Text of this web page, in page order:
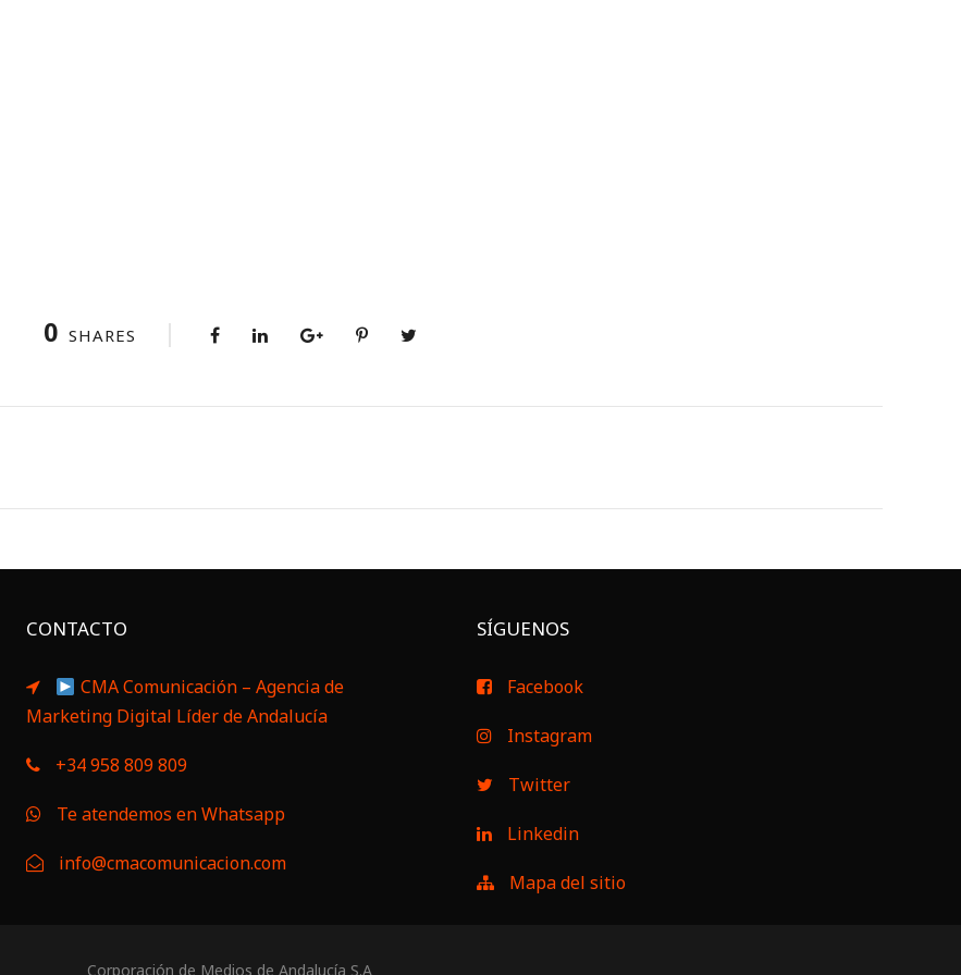
0 SHARES
CONTACTO
CMA Comunicación – Agencia de
Marketing Digital Líder de Andalucía
+34 958 809 809
Te atendemos en Whatsapp
info@cmacomunicacion.com
SÍGUENOS
Facebook
Instagram
Twitter
Linkedin
Mapa del sitio
Corporación de Medios de Andalucía S.A